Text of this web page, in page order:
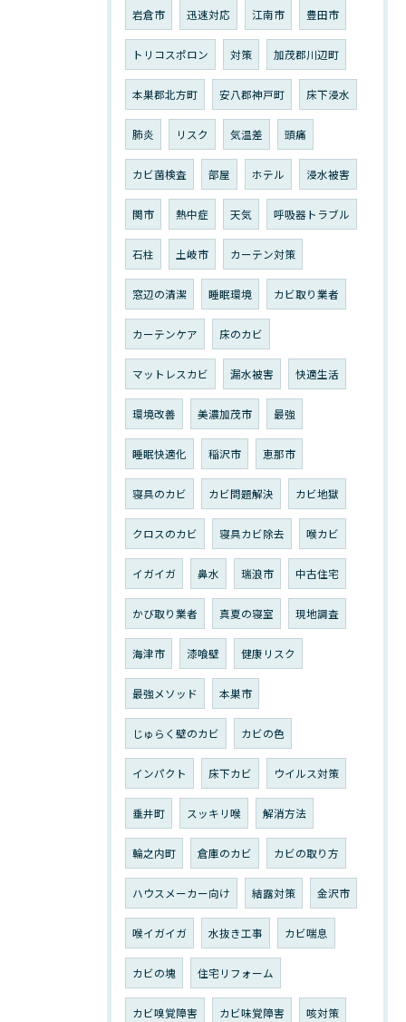
岩倉市 迅速対応 江南市 豊田市
トリコスポロン 対策 加茂郡川辺町
本巣郡北方町 安八郡神戸町 床下浸水
肺炎 リスク 気温差 頭痛
カビ菌検査 部屋 ホテル 浸水被害
関市 熱中症 天気 呼吸器トラブル
石柱 土岐市 カーテン対策
窓辺の清潔 睡眠環境 カビ取り業者
カーテンケア 床のカビ
マットレスカビ 漏水被害 快適生活
環境改善 美濃加茂市 最強
睡眠快適化 稲沢市 恵那市
寝具のカビ カビ問題解決 カビ地獄
クロスのカビ 寝具カビ除去 喉カビ
イガイガ 鼻水 瑞浪市 中古住宅
かび取り業者 真夏の寝室 現地調査
海津市 漆喰壁 健康リスク
最強メソッド 本巣市
じゅらく壁のカビ カビの色
インパクト 床下カビ ウイルス対策
垂井町 スッキリ喉 解消方法
輪之内町 倉庫のカビ カビの取り方
ハウスメーカー向け 結露対策 金沢市
喉イガイガ 水抜き工事 カビ喘息
カビの塊 住宅リフォーム
カビ嗅覚障害 カビ味覚障害 咳対策